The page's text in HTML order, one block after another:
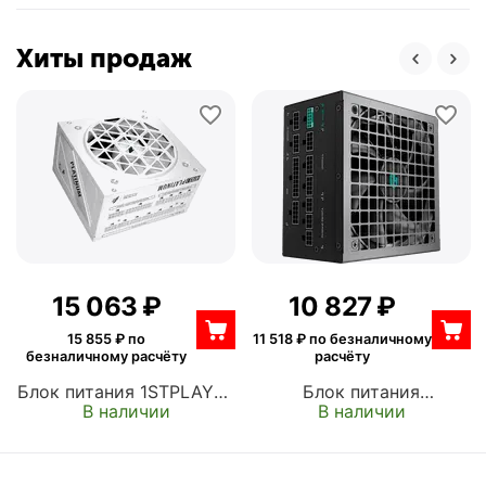
Хиты продаж
Блок питания 1STPLAYER
1000W, NGDP White ATX,
В наличии
15 063 ₽
15 855 ₽ по
безналичному расчёту
Блок питания
GAMERSTORM 1000W,
В наличии
10 827₽
11 518₽ по безналичному
расчёту